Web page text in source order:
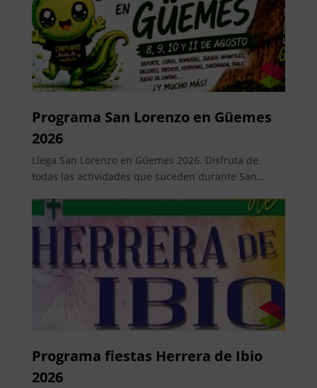
Programa San Lorenzo en Güemes
2026
Llega San Lorenzo en Güemes 2026. Disfruta de
todas las actividades que suceden durante San...
Programa fiestas Herrera de Ibio
2026